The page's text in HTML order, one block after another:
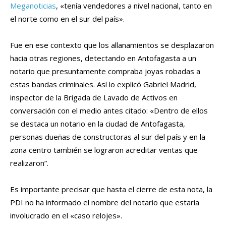
Meganoticias, «tenía vendedores a nivel nacional, tanto en
el norte como en el sur del país».
Fue en ese contexto que los allanamientos se desplazaron
hacia otras regiones, detectando en Antofagasta a un
notario que presuntamente compraba joyas robadas a
estas bandas criminales. Así lo explicó Gabriel Madrid,
inspector de la Brigada de Lavado de Activos en
conversación con el medio antes citado: «Dentro de ellos
se destaca un notario en la ciudad de Antofagasta,
personas dueñas de constructoras al sur del país y en la
zona centro también se lograron acreditar ventas que
realizaron”.
Es importante precisar que hasta el cierre de esta nota, la
PDI no ha informado el nombre del notario que estaría
involucrado en el «caso relojes».